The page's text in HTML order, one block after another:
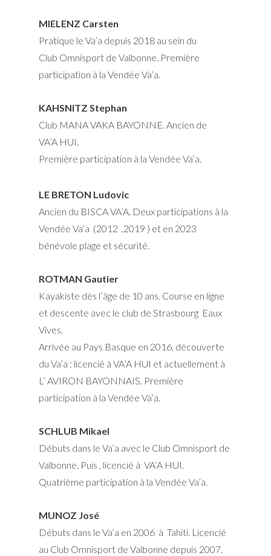
MIELENZ Carsten
Pratique le Va’a depuis 2018 au sein du
Club Omnisport de Valbonne. Première
participation à la Vendée Va’a.
KAHSNITZ Stephan
Club MANA VAKA BAYONNE. Ancien de
VA’A HUI.
Première participation à la Vendée Va’a.
LE BRETON Ludovic
Ancien du BISCA VA’A. Deux participations à la
Vendée Va’a (2012 ,2019 ) et en 2023
bénévole plage et sécurité.
ROTMAN Gautier
Kayakiste dès l’âge de 10 ans. Course en ligne
et descente avec le club de Strasbourg Eaux
Vives.
Arrivée au Pays Basque en 2016, découverte
du Va’a : licencié à VA’A HUI et actuellement à
L’ AVIRON BAYONNAIS. Première
participation à la Vendée Va’a.
SCHLUB Mikael
Débuts dans le Va’a avec le Club Omnisport de
Valbonne. Puis , licencié à VA’A HUI.
Quatrième participation à la Vendée Va’a.
MUNOZ José
Débuts dans le Va’a en 2006 à Tahiti. Licencié
au Club Omnisport de Valbonne depuis 2007.